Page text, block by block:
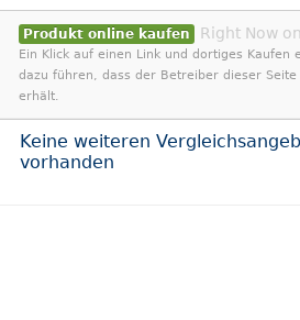
Produkt online kaufen Right Now
Ein Klick auf einen Link und dortiges Kaufen
dazu führen, dass der Betreiber dieser Seite
erhält.
Keine weiteren
vorhanden